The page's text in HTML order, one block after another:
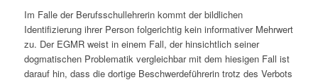
Im Falle der Berufsschullehrerin kommt der bildlichen
Identifizierung ihrer Person folgerichtig kein informativer Mehrwert
zu. Der EGMR weist in einem Fall, der hinsichtlich seiner
dogmatischen Problematik vergleichbar mit dem hiesigen Fall ist
darauf hin, dass die dortige Beschwerdeführerin trotz des Verbots